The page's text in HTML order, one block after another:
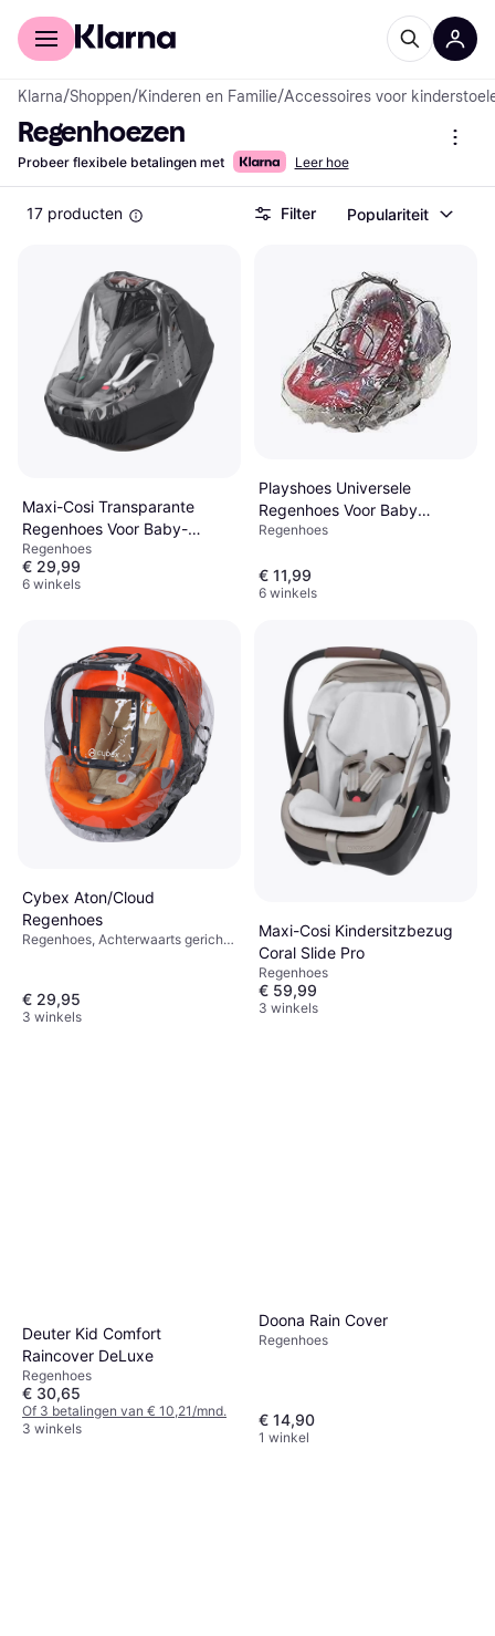
Voor shoppers
Klarna/Shoppen/Kinderen en Familie/Accessoires voor
Regenhoezen
Probeer flexibele betalingen met Leer hoe
17 producten Filter Populariteit
Maxi-Cosi Transparante
Regenhoes Voor Baby-
Autozitje
Regenhoes
€ 29,99
6 winkels
Playshoes Universele
Regenhoes Voor Baby
Autostoeltje
Regenhoes
€ 11,99
6 winkels
Cybex Aton/Cloud
Regenhoes
Regenhoes, Achterwaarts gerichte
€ 29,95
3 winkels
Maxi-Cosi Kindersitzbezug
Coral Slide Pro
Regenhoes
€ 59,99
3 winkels
Deuter Kid Comfort
Raincover DeLuxe
Regenhoes
€ 30,65
Of 3 betalingen van € 10,21/mnd.
3 winkels
Doona Rain Cover
Regenhoes
€ 14,90
1 winkel